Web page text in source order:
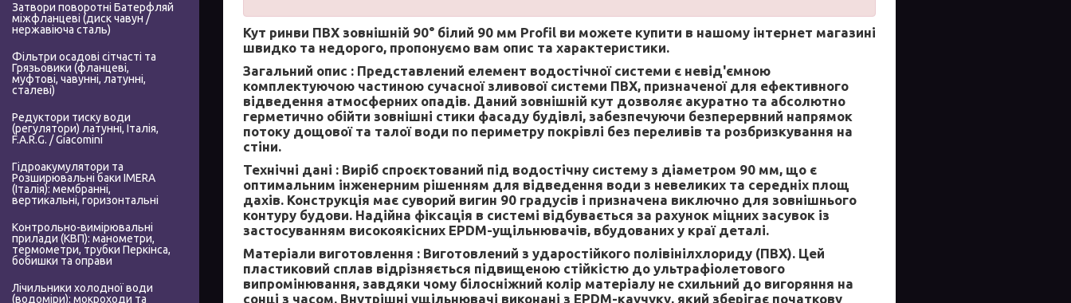
Кут ринви ПВХ зовнішній 90° білий 90 мм Profil ви можете купити в нашому інтернет магазині
швидко та недорого, пропонуємо вам опис та характеристики.
Загальний опис : Представлений елемент водостічної системи є невід'ємною
комплектуючою частиною сучасної зливової системи ПВХ, призначеної для ефективного
відведення атмосферних опадів. Даний зовнішній кут дозволяє акуратно та абсолютно
герметично обійти зовнішні стики фасаду будівлі, забезпечуючи безперервний напрямок
потоку дощової та талої води по периметру покрівлі без переливів та розбризкування на
стіни.
Технічні дані : Виріб спроєктований під водостічну систему з діаметром 90 мм, що є
оптимальним інженерним рішенням для відведення води з невеликих та середніх площ
дахів. Конструкція має суворий вигин 90 градусів і призначена виключно для зовнішнього
контуру будови. Надійна фіксація в системі відбувається за рахунок міцних засувок із
застосуванням високоякісних EPDM-ущільнювачів, вбудованих у краї деталі.
Матеріали виготовлення : Виготовлений з ударостійкого полівінілхлориду (ПВХ). Цей
пластиковий сплав відрізняється підвищеною стійкістю до ультрафіолетового
випромінювання, завдяки чому білосніжний колір матеріалу не схильний до вигоряння на
сонці з часом. Внутрішні ущільнювачі виконані з EPDM-каучуку, який зберігає початкову
Затвори поворотні Батерфляй
міжфланцеві (диск чавун /
нержавіюча сталь)
Фільтри осадові сітчасті та
Грязьовики (фланцеві,
муфтові, чавунні, латунні,
сталеві)
Редуктори тиску води
(регулятори) латунні, Італія,
F.A.R.G. / Giacomini
Гідроакумулятори та
Розширювальні баки IMERA
(Італія): мембранні,
вертикальні, горизонтальні
Контрольно-вимірювальні
прилади (КВП): манометри,
термометри, трубки Перкінса,
бобишки та оправи
Лічильники холодної води
(водоміри): мокроходи та